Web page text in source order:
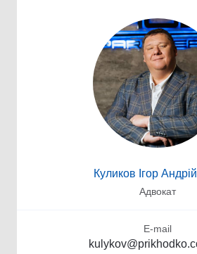
Куликов Ігор
Адвокат
E-mail